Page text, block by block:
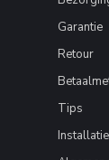
Garantie
Retour
Tips